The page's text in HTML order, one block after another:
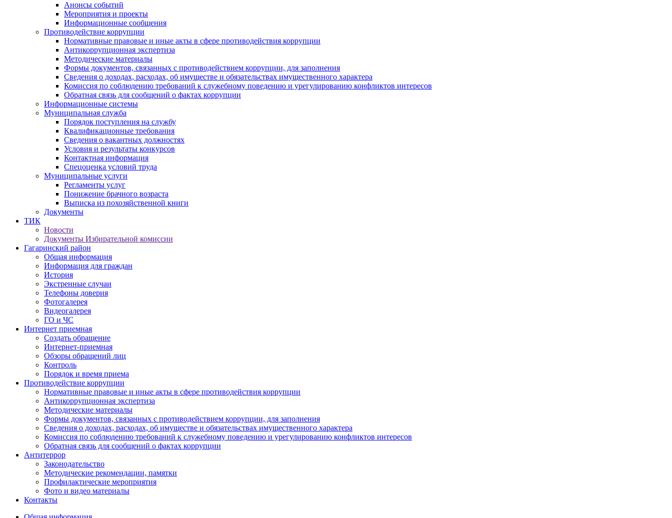
Анонсы событий
Мероприятия и проекты
Информационные сообщения
Противодействие коррупции
Нормативные правовые и иные акты в сфере противодействия коррупции
Антикоррупционная экспертиза
Методические материалы
Формы документов, связанных с противодействием коррупции, для заполнения
Сведения о доходах, расходах, об имуществе и обязательствах имущественного характера
Комиссия по соблюдению требований к служебному поведению и урегулированию конфликтов интересов
Обратная связь для сообщений о фактах коррупции
Информационные системы
Муниципальная служба
Порядок поступления на службу
Квалификационные требования
Сведения о вакантных должностях
Условия и результаты конкурсов
Контактная информация
Спецоценка условий труда
Муниципальные услуги
Регламенты услуг
Понижение брачного возраста
Выписка из похозяйственной книги
Документы
ТИК
Новости
Документы Избирательной комиссии
Гагаринский район
Общая информация
Информация для граждан
История
Экстренные случаи
Телефоны доверия
Фотогалерея
Видеогалерея
ГО и ЧС
Интернет приемная
Создать обращение
Интернет-приемная
Обзоры обращений лиц
Контроль
Порядок и время приема
Противодействие коррупции
Нормативные правовые и иные акты в сфере противодействия коррупции
Антикоррупционная экспертиза
Методические материалы
Формы документов, связанных с противодействием коррупции, для заполнения
Сведения о доходах, расходах, об имуществе и обязательствах имущественного характера
Комиссия по соблюдению требований к служебному поведению и урегулированию конфликтов интересов
Обратная связь для сообщений о фактах коррупции
Антитеррор
Законодательство
Методические рекомендации, памятки
Профилактические мероприятия
Фото и видео материалы
Контакты